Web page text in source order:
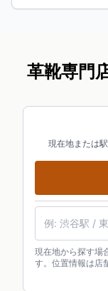
革靴専門
現在地または
現在地から探す場
す。位置情報は店